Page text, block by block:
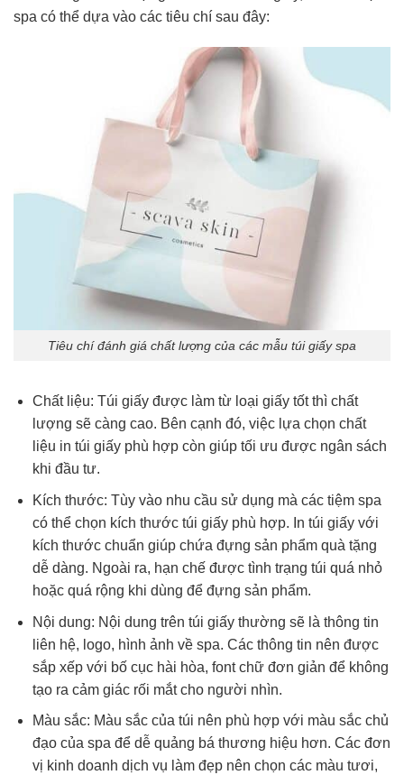
spa có thể dựa vào các tiêu chí sau đây:
Tiêu chí đánh giá chất lượng của các mẫu túi giấy spa
Chất liệu: Túi giấy được làm từ loại giấy tốt thì chất
lượng sẽ càng cao. Bên cạnh đó, việc lựa chọn chất
liệu in túi giấy phù hợp còn giúp tối ưu được ngân sách
khi đầu tư.
Kích thước: Tùy vào nhu cầu sử dụng mà các tiệm spa
có thể chọn kích thước túi giấy phù hợp. In túi giấy với
kích thước chuẩn giúp chứa đựng sản phẩm quà tặng
dễ dàng. Ngoài ra, hạn chế được tình trạng túi quá nhỏ
hoặc quá rộng khi dùng để đựng sản phẩm.
Nội dung: Nội dung trên túi giấy thường sẽ là thông tin
liên hệ, logo, hình ảnh về spa. Các thông tin nên được
sắp xếp với bố cục hài hòa, font chữ đơn giản để không
tạo ra cảm giác rối mắt cho người nhìn.
Màu sắc: Màu sắc của túi nên phù hợp với màu sắc chủ
đạo của spa để dễ quảng bá thương hiệu hơn. Các đơn
vị kinh doanh dịch vụ làm đẹp nên chọn các màu tươi,